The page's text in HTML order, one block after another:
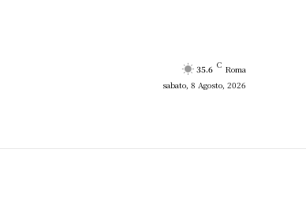
35.6 C Roma
sabato, 8 Agosto, 2026